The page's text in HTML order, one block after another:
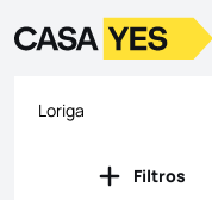
LogoIr para a homepage
Filtros
Filtros